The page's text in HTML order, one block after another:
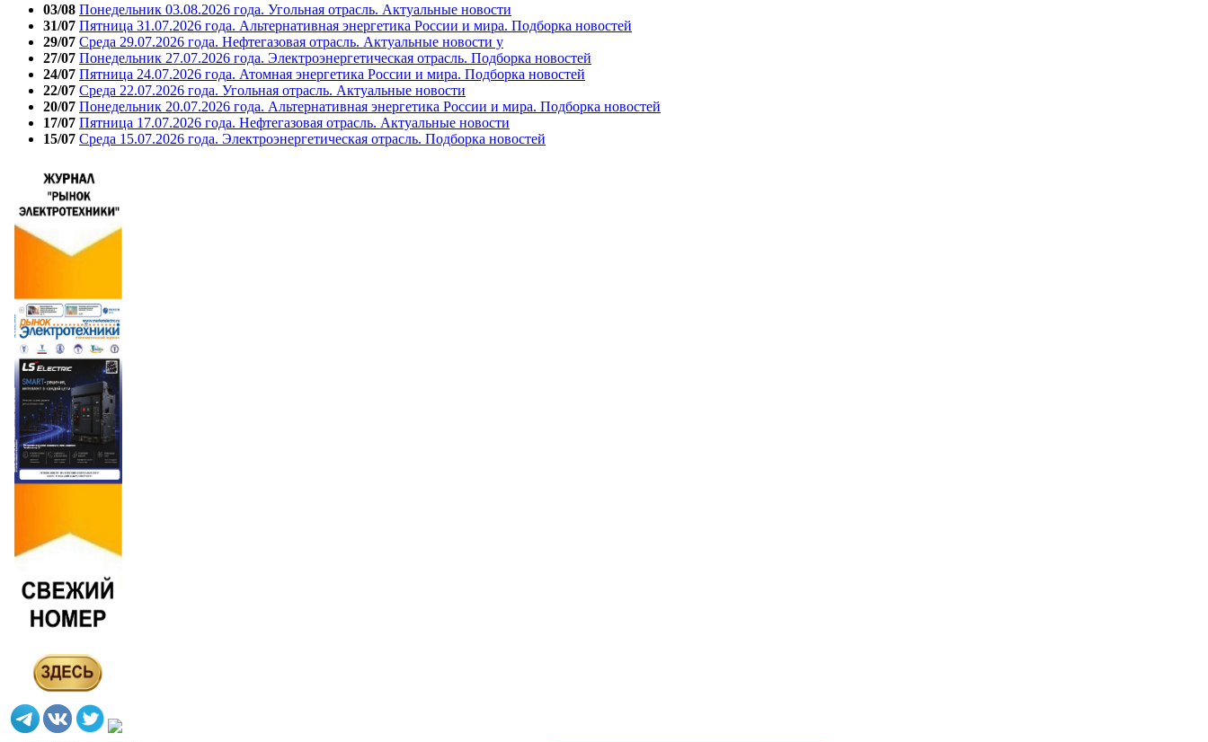
03/08 Понедельник 03.08.2026 года. Угольная отрасль. Актуальные новости
31/07 Пятница 31.07.2026 года. Альтернативная энергетика России и мира. Подборка новостей
29/07 Среда 29.07.2026 года. Нефтегазовая отрасль. Актуальные новости у
27/07 Понедельник 27.07.2026 года. Электроэнергетическая отрасль. Подборка новостей
24/07 Пятница 24.07.2026 года. Атомная энергетика России и мира. Подборка новостей
22/07 Среда 22.07.2026 года. Угольная отрасль. Актуальные новости
20/07 Понедельник 20.07.2026 года. Альтернативная энергетика России и мира. Подборка новостей
17/07 Пятница 17.07.2026 года. Нефтегазовая отрасль. Актуальные новости
15/07 Среда 15.07.2026 года. Электроэнергетическая отрасль. Подборка новостей